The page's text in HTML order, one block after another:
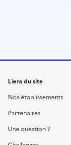
Liens du site
Nos établissements
Partenaires
Une question ?